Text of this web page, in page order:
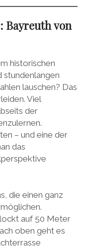
Bayreuth von
historischen
stundenlangen
lauschen? Das
Viel
der
– und eine der
das
die einen ganz
auf 50 Meter
oben geht es